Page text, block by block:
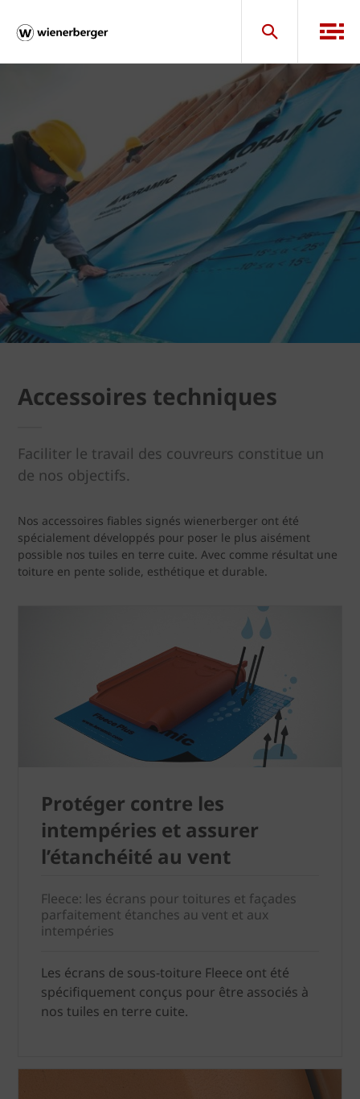
Accessoires techniques
Faciliter le travail des couvreurs constitue un
de nos objectifs.
Nos accessoires fiables signés wienerberger ont été
spécialement développés pour poser le plus aisément
possible nos tuiles en terre cuite. Avec comme résultat une
toiture en pente solide, esthétique et durable.
Protéger contre les
intempéries et assurer
l’étanchéité au vent
Fleece: les écrans pour toitures et façades
parfaitement étanches au vent et aux
intempéries
Les écrans de sous-toiture Fleece ont été
spécifiquement conçus pour être associés à
nos tuiles en terre cuite.